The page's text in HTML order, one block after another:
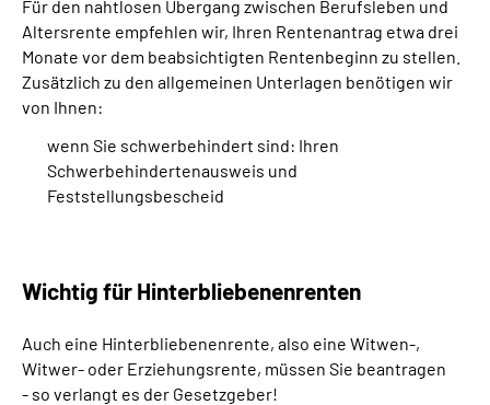
Für den nahtlosen Übergang zwischen Berufsleben und
Altersrente empfehlen wir, Ihren Rentenantrag etwa drei
Monate vor dem beabsichtigten Rentenbeginn zu stellen.
Zusätzlich zu den allgemeinen Unterlagen benötigen wir
von Ihnen:
wenn Sie schwerbehindert sind: Ihren
Schwerbehindertenausweis und
Feststellungsbescheid
Wichtig für Hinterbliebenenrenten
Auch eine Hinterbliebenenrente, also eine Witwen-,
Witwer- oder Erziehungsrente, müssen Sie beantragen
- so verlangt es der Gesetzgeber!